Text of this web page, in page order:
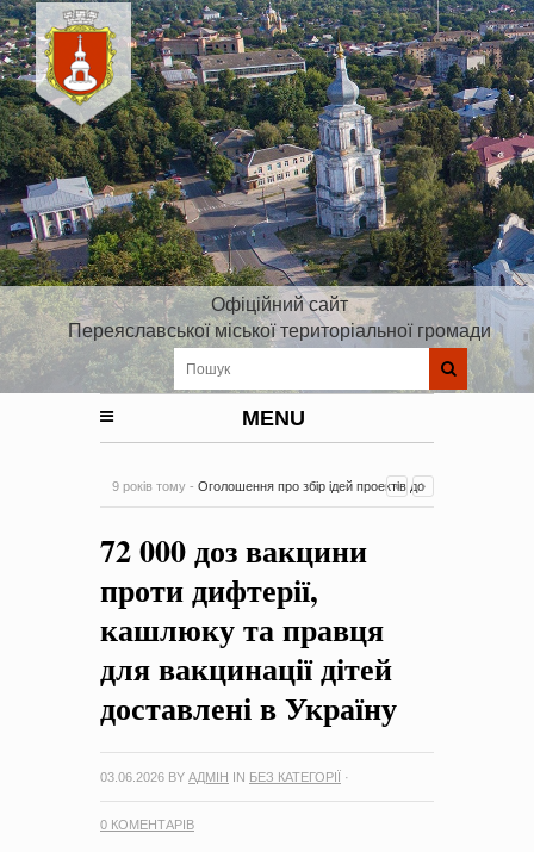
Офіційний сайт
Переяславської міської територіальної громади
MENU
9 років тому - Оголошення про збір ідей проектів до
на період 2018 – 2020 роки Оголошення про збір ідей
0 Коментарів
72 000 доз вакцини
проти дифтерії,
кашлюку та правця
для вакцинації дітей
доставлені в Україну
03.06.2026 BY АДМІН IN БЕЗ КАТЕГОРІЇ ·
0 КОМЕНТАРІВ